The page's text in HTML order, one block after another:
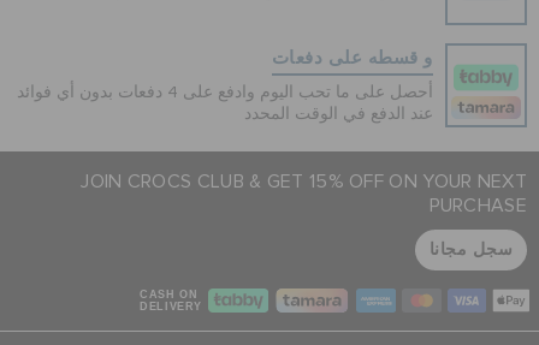
و قسطه على دفعات
أحصل على ما تحب اليوم وادفع على 4 دفعات بدون أي فوائد
عند الدفع في الوقت المحدد
JOIN CROCS CLUB & GET 15% OFF ON YOUR NEXT
PURCHASE
سجل مجانا
CASH ON
DELIVERY